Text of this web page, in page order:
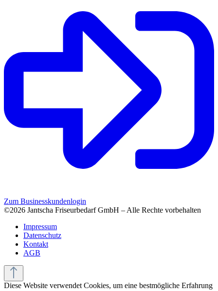
Zum Businesskundenlogin
©2026 Jantscha Friseurbedarf GmbH – Alle Rechte vorbehalten
Impressum
Datenschutz
Kontakt
AGB
Diese Website verwendet Cookies, um eine bestmögliche Erfahrung